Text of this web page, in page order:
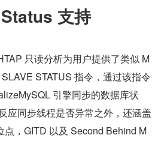
支持
只读分析为用户提供了类似 M
STATUS 指令，通过该指令
引擎同步的数据库状
应同步线程是否异常之外，还涵盖
点，GITD 以及 Second Behind M